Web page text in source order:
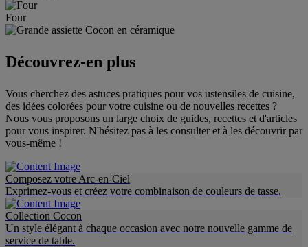
Four
Découvrez-en plus
Vous cherchez des astuces pratiques pour vos ustensiles de cuisine,
des idées colorées pour votre cuisine ou de nouvelles recettes ?
Nous vous proposons un large choix de guides, recettes et d'articles
pour vous inspirer. N'hésitez pas à les consulter et à les découvrir par
vous-même !
Composez votre Arc-en-Ciel
Exprimez-vous et créez votre combinaison de couleurs de tasse.
Collection Cocon
Un style élégant à chaque occasion avec notre nouvelle gamme de
service de table.